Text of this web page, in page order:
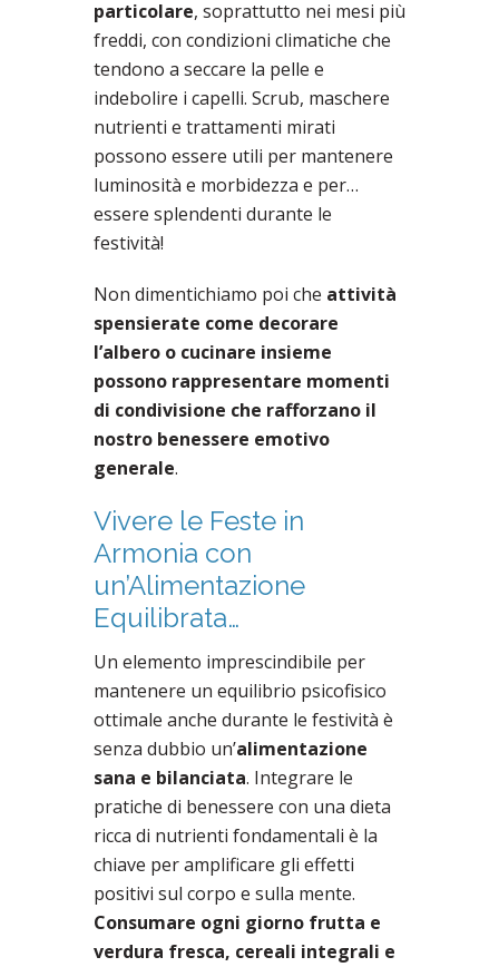
particolare, soprattutto nei mesi più
freddi, con condizioni climatiche che
tendono a seccare la pelle e
indebolire i capelli. Scrub, maschere
nutrienti e trattamenti mirati
possono essere utili per mantenere
luminosità e morbidezza e per…
essere splendenti durante le
festività!
Non dimentichiamo poi che attività
spensierate come decorare
l’albero o cucinare insieme
possono rappresentare momenti
di condivisione che rafforzano il
nostro benessere emotivo
generale.
Vivere le Feste in
Armonia con
un’Alimentazione
Equilibrata…
Un elemento imprescindibile per
mantenere un equilibrio psicofisico
ottimale anche durante le festività è
senza dubbio un’alimentazione
sana e bilanciata. Integrare le
pratiche di benessere con una dieta
ricca di nutrienti fondamentali è la
chiave per amplificare gli effetti
positivi sul corpo e sulla mente.
Consumare ogni giorno frutta e
verdura fresca, cereali integrali e